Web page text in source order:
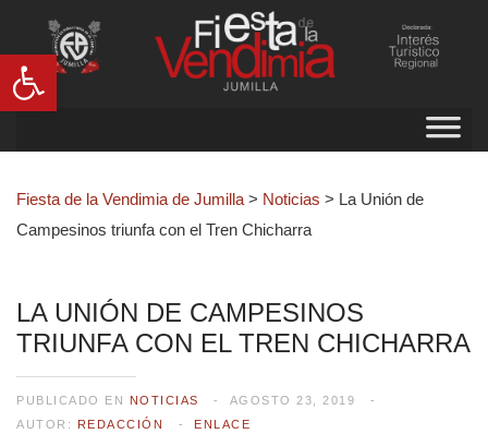
Abrir barra de herramientas
Fiesta de la Vendimia de Jumilla > Noticias > La Unión de
Campesinos triunfa con el Tren Chicharra
LA UNIÓN DE CAMPESINOS
TRIUNFA CON EL TREN CHICHARRA
PUBLICADO EN NOTICIAS
AGOSTO 23, 2019
AUTOR:
REDACCIÓN ENLACE